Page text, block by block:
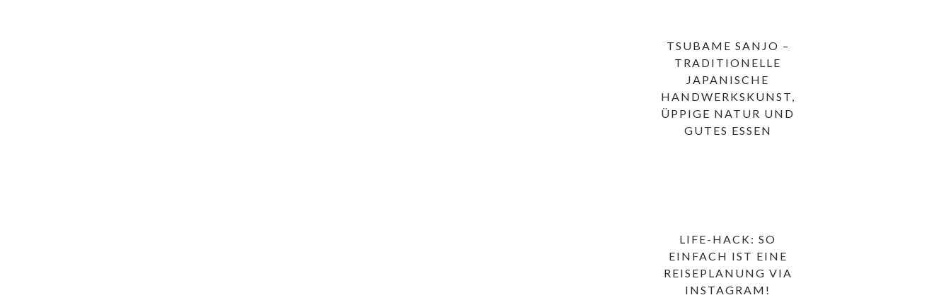
TSUBAME SANJO –
TRADITIONELLE
JAPANISCHE
HANDWERKSKUNST,
ÜPPIGE NATUR UND
GUTES ESSEN
LIFE-HACK: SO
EINFACH IST EINE
REISEPLANUNG VIA
INSTAGRAM!